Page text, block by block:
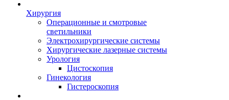
Хирургия
Операционные и смотровые
светильники
Электрохирургические системы
Хирургические лазерные системы
Урология
Цистоскопия
Гинекология
Гистероскопия